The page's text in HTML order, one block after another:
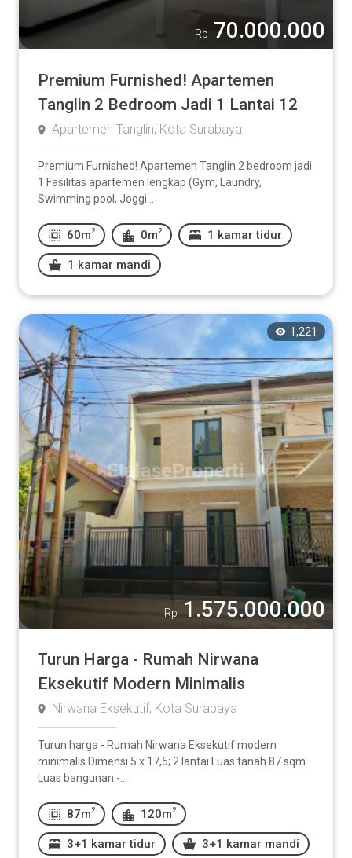
Rp 70.000.000
Premium Furnished! Apartemen
Tanglin 2 Bedroom Jadi 1 Lantai 12
Apartemen Tanglin, Kota Surabaya
Premium Furnished! Apartemen Tanglin 2 bedroom jadi
1 Fasilitas apartemen lengkap (Gym, Laundry,
Swimming pool, Joggi...
60m 2 0m 2 1 kamar tidur
1 kamar mandi
1,221
Rp 1.575.000.000
Turun Harga - Rumah Nirwana
Eksekutif Modern Minimalis
Nirwana Eksekutif, Kota Surabaya
Turun harga - Rumah Nirwana Eksekutif modern
minimalis Dimensi 5 x 17,5; 2 lantai Luas tanah 87 sqm
Luas bangunan -...
87m 2 120m 2
3+1 kamar tidur 3+1 kamar mandi